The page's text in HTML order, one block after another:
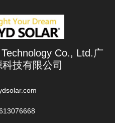
Co., Ltd.广
技有限公司